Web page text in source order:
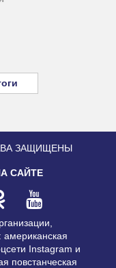
ЗАЩИЩЕНЫ
САЙТЕ
Instagram и
повстанческая